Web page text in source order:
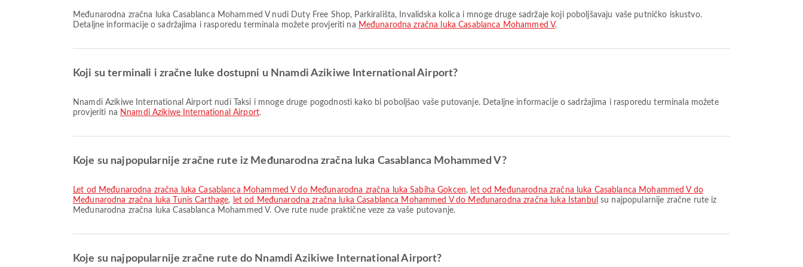
Međunarodna zračna luka Casablanca Mohammed V nudi Duty Free Shop, Parkirališta, Invalidska kolica i mnoge druge sadržaje koji poboljšavaju vaše putničko iskustvo.
Detaljne informacije o sadržajima i rasporedu terminala možete provjeriti na Međunarodna zračna luka Casablanca Mohammed V.
Koji su terminali i zračne luke dostupni u Nnamdi Azikiwe International Airport?
Nnamdi Azikiwe International Airport nudi Taksi i mnoge druge pogodnosti kako bi poboljšao vaše putovanje. Detaljne informacije o sadržajima i rasporedu terminala možete
provjeriti na Nnamdi Azikiwe International Airport.
Koje su najpopularnije zračne rute iz Međunarodna zračna luka Casablanca Mohammed V?
let od Međunarodna zračna luka Casablanca Mohammed V do Međunarodna zračna luka Sabiha Gokcen, let od Međunarodna zračna luka Casablanca Mohammed V do
Međunarodna zračna luka Tunis Carthage, let od Međunarodna zračna luka Casablanca Mohammed V do Međunarodna zračna luka Istanbul su najpopularnije zračne rute iz
Međunarodna zračna luka Casablanca Mohammed V. Ove rute nude praktične veze za vaše putovanje.
Koje su najpopularnije zračne rute do Nnamdi Azikiwe International Airport?